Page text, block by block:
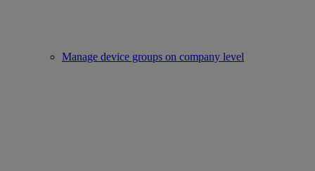
Manage device groups on company level